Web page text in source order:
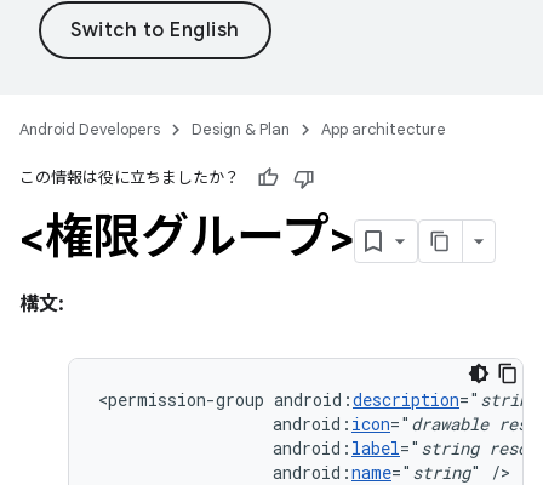
Android Developers Design & Plan App architecture
この情報は役に立ちましたか？
<権限グループ>
構文:
<permission-group android:description=" string
android: icon=" drawable
android: label=" string
android:name=" string" />